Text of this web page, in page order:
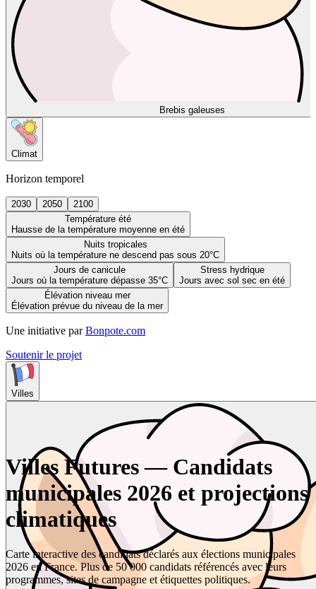
Brebis galeuses
Climat
Horizon temporel
2030 2050
2100
Température été
Hausse de la température moyenne en été
Nuits tropicales
Nuits où la température ne descend pas sous 20°C
Jours de canicule
Jours où la température dépasse 35°C
Stress hydrique
Jours avec sol sec en été
Élévation niveau mer
Élévation prévue du niveau de la mer
Une initiative par Bonpote.com
Soutenir le projet
Villes
Villes Futures — Candidats
municipales 2026 et projections
climatiques
Carte interactive des candidats déclarés aux élections municipales
2026 en France. Plus de 50 000 candidats référencés avec leurs
programmes, sites de campagne et étiquettes politiques.